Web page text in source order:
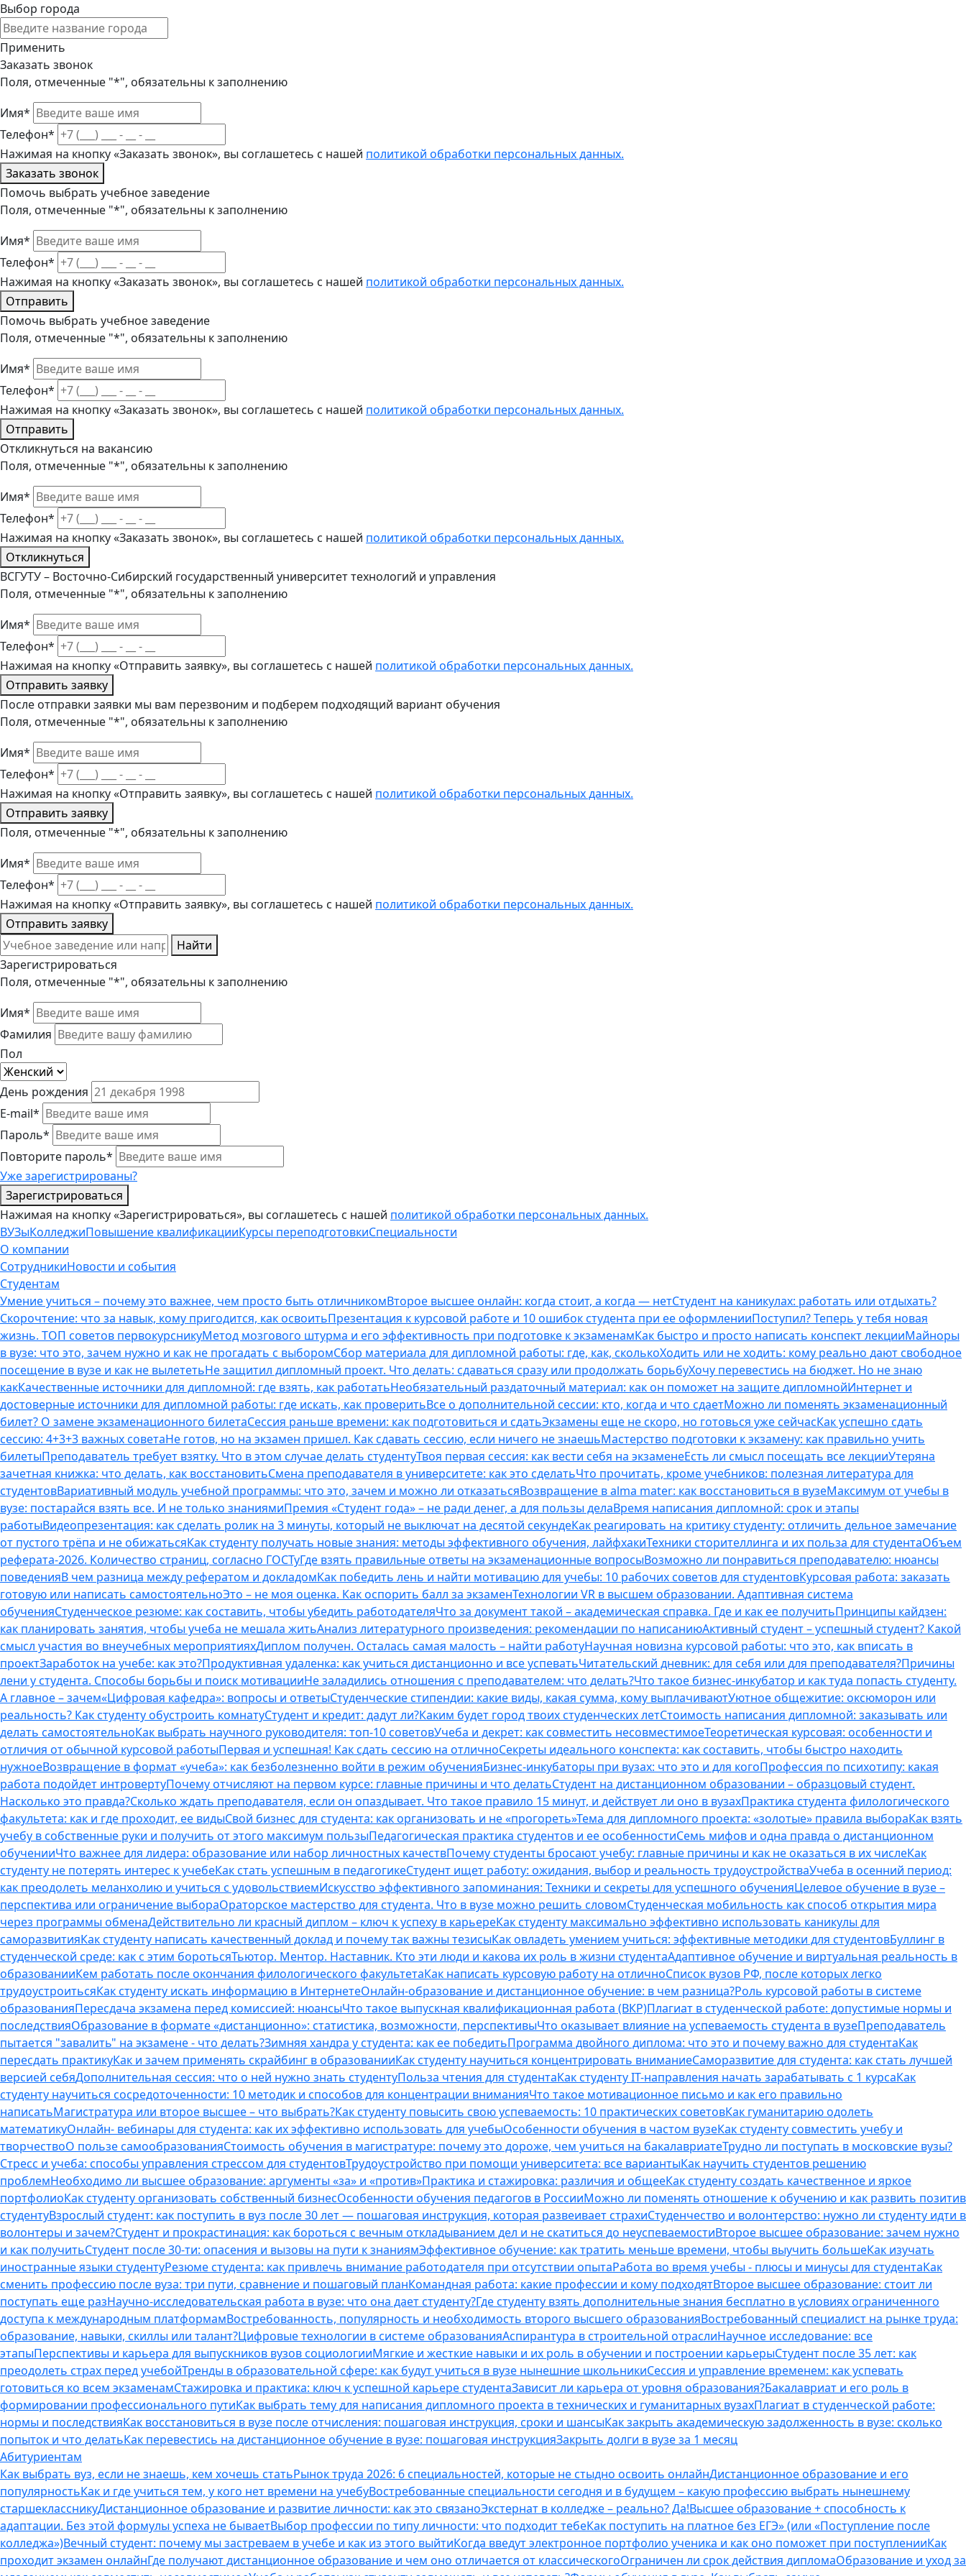
Выбор города
Применить
Заказать звонок
Поля, отмеченные "*", обязательны к заполнению
Имя*
Телефон*
Нажимая на кнопку «Заказать звонок», вы соглашетесь с нашей политикой обработки персональных данных.
Заказать звонок
Помочь выбрать учебное заведение
Поля, отмеченные "*", обязательны к заполнению
Имя*
Телефон*
Нажимая на кнопку «Заказать звонок», вы соглашетесь с нашей политикой обработки персональных данных.
Отправить
Помочь выбрать учебное заведение
Поля, отмеченные "*", обязательны к заполнению
Имя*
Телефон*
Нажимая на кнопку «Заказать звонок», вы соглашетесь с нашей политикой обработки персональных данных.
Отправить
Откликнуться на вакансию
Поля, отмеченные "*", обязательны к заполнению
Имя*
Телефон*
Нажимая на кнопку «Заказать звонок», вы соглашетесь с нашей политикой обработки персональных данных.
Откликнуться
ВСГУТУ – Восточно-Сибирский государственный университет технологий и управления
Поля, отмеченные "*", обязательны к заполнению
Имя*
Телефон*
Нажимая на кнопку «Отправить заявку», вы соглашетесь с нашей политикой обработки персональных данных.
Отправить заявку
После отправки заявки мы вам перезвоним и подберем подходящий вариант обучения
Поля, отмеченные "*", обязательны к заполнению
Имя*
Телефон*
Нажимая на кнопку «Отправить заявку», вы соглашетесь с нашей политикой обработки персональных данных.
Отправить заявку
Поля, отмеченные "*", обязательны к заполнению
Имя*
Телефон*
Нажимая на кнопку «Отправить заявку», вы соглашетесь с нашей политикой обработки персональных данных.
Отправить заявку
Найти
Зарегистрироваться
Поля, отмеченные "*", обязательны к заполнению
Имя*
Фамилия
Пол
День рождения
E-mail*
Пароль*
Повторите пароль*
Уже зарегистрированы?
Зарегистрироваться
Нажимая на кнопку «Зарегистрироваться», вы соглашетесь с нашей политикой обработки персональных данных.
ВУЗыКолледжиПовышение квалификацииКурсы переподготовкиСпециальности
О компании
СотрудникиНовости и события
Студентам
Умение учиться – почему это важнее, чем просто быть отличникомВторое высшее онлайн: когда стоит, а когда — нетСтудент на каникулах: работать или отдыхать?
Скорочтение: что за навык, кому пригодится, как освоитьПрезентация к курсовой работе и 10 ошибок студента при ее оформленииПоступил? Теперь у тебя новая
жизнь. ТОП советов первокурсникуМетод мозгового штурма и его эффективность при подготовке к экзаменамКак быстро и просто написать конспект лекцииМайноры
в вузе: что это, зачем нужно и как не прогадать с выборомСбор материала для дипломной работы: где, как, сколькоХодить или не ходить: кому реально дают свободное
посещение в вузе и как не вылететьНе защитил дипломный проект. Что делать: сдаваться сразу или продолжать борьбуХочу перевестись на бюджет. Но не знаю
какКачественные источники для дипломной: где взять, как работатьНеобязательный раздаточный материал: как он поможет на защите дипломнойИнтернет и
достоверные источники для дипломной работы: где искать, как проверитьВсе о дополнительной сессии: кто, когда и что сдаетМожно ли поменять экзаменационный
билет? О замене экзаменационного билетаСессия раньше времени: как подготовиться и сдатьЭкзамены еще не скоро, но готовься уже сейчасКак успешно сдать
сессию: 4+3+3 важных советаНе готов, но на экзамен пришел. Как сдавать сессию, если ничего не знаешьМастерство подготовки к экзамену: как правильно учить
билетыПреподаватель требует взятку. Что в этом случае делать студентуТвоя первая сессия: как вести себя на экзаменеЕсть ли смысл посещать все лекцииУтеряна
зачетная книжка: что делать, как восстановитьСмена преподавателя в университете: как это сделатьЧто прочитать, кроме учебников: полезная литература для
студентовВариативный модуль учебной программы: что это, зачем и можно ли отказатьсяВозвращение в alma mater: как восстановиться в вузеМаксимум от учебы в
вузе: постарайся взять все. И не только знаниямиПремия «Студент года» – не ради денег, а для пользы делаВремя написания дипломной: срок и этапы
работыВидеопрезентация: как сделать ролик на 3 минуты, который не выключат на десятой секундеКак реагировать на критику студенту: отличить дельное замечание
от пустого трёпа и не обижатьсяКак студенту получать новые знания: методы эффективного обучения, лайфхакиТехники сторителлинга и их польза для студентаОбъем
реферата-2026. Количество страниц, согласно ГОСТуГде взять правильные ответы на экзаменационные вопросыВозможно ли понравиться преподавателю: нюансы
поведенияВ чем разница между рефератом и докладомКак победить лень и найти мотивацию для учебы: 10 рабочих советов для студентовКурсовая работа: заказать
готовую или написать самостоятельноЭто – не моя оценка. Как оспорить балл за экзаменТехнологии VR в высшем образовании. Адаптивная система
обученияСтуденческое резюме: как составить, чтобы убедить работодателяЧто за документ такой – академическая справка. Где и как ее получитьПринципы кайдзен:
как планировать занятия, чтобы учеба не мешала житьАнализ литературного произведения: рекомендации по написаниюАктивный студент – успешный студент? Какой
смысл участия во внеучебных мероприятияхДиплом получен. Осталась самая малость – найти работуНаучная новизна курсовой работы: что это, как вписать в
проектЗаработок на учебе: как это?Продуктивная удаленка: как учиться дистанционно и все успеватьЧитательский дневник: для себя или для преподавателя?Причины
лени у студента. Способы борьбы и поиск мотивацииНе заладились отношения с преподавателем: что делать?Что такое бизнес-инкубатор и как туда попасть студенту.
А главное – зачем«Цифровая кафедра»: вопросы и ответыСтуденческие стипендии: какие виды, какая сумма, кому выплачиваютУютное общежитие: оксюморон или
реальность? Как студенту обустроить комнатуСтудент и кредит: дадут ли?Каким будет город твоих студенческих летСтоимость написания дипломной: заказывать или
делать самостоятельноКак выбрать научного руководителя: топ-10 советовУчеба и декрет: как совместить несовместимоеТеоретическая курсовая: особенности и
отличия от обычной курсовой работыПервая и успешная! Как сдать сессию на отличноСекреты идеального конспекта: как составить, чтобы быстро находить
нужноеВозвращение в формат «учеба»: как безболезненно войти в режим обученияБизнес-инкубаторы при вузах: что это и для когоПрофессия по психотипу: какая
работа подойдет интровертуПочему отчисляют на первом курсе: главные причины и что делатьСтудент на дистанционном образовании – образцовый студент.
Насколько это правда?Сколько ждать преподавателя, если он опаздывает. Что такое правило 15 минут, и действует ли оно в вузахПрактика студента филологического
факультета: как и где проходит, ее видыСвой бизнес для студента: как организовать и не «прогореть»Тема для дипломного проекта: «золотые» правила выбораКак взять
учебу в собственные руки и получить от этого максимум пользыПедагогическая практика студентов и ее особенностиСемь мифов и одна правда о дистанционном
обученииЧто важнее для лидера: образование или набор личностных качествПочему студенты бросают учебу: главные причины и как не оказаться в их числеКак
студенту не потерять интерес к учебеКак стать успешным в педагогикеСтудент ищет работу: ожидания, выбор и реальность трудоустройстваУчеба в осенний период:
как преодолеть меланхолию и учиться с удовольствиемИскусство эффективного запоминания: Техники и секреты для успешного обученияЦелевое обучение в вузе –
перспектива или ограничение выбораОраторское мастерство для студента. Что в вузе можно решить словомСтуденческая мобильность как способ открытия мира
через программы обменаДействительно ли красный диплом – ключ к успеху в карьереКак студенту максимально эффективно использовать каникулы для
саморазвитияКак студенту написать качественный доклад и почему так важны тезисыКак овладеть умением учиться: эффективные методики для студентовБуллинг в
студенческой среде: как с этим боротьсяТьютор. Ментор. Наставник. Кто эти люди и какова их роль в жизни студентаАдаптивное обучение и виртуальная реальность в
образованииКем работать после окончания филологического факультетаКак написать курсовую работу на отличноСписок вузов РФ, после которых легко
трудоустроитьсяКак студенту искать информацию в ИнтернетеОнлайн-образование и дистанционное обучение: в чем разница?Роль курсовой работы в системе
образованияПересдача экзамена перед комиссией: нюансыЧто такое выпускная квалификационная работа (ВКР)Плагиат в студенческой работе: допустимые нормы и
последствияОбразование в формате «дистанционно»: статистика, возможности, перспективыЧто оказывает влияние на успеваемость студента в вузеПреподаватель
пытается "завалить" на экзамене - что делать?Зимняя хандра у студента: как ее победитьПрограмма двойного диплома: что это и почему важно для студентаКак
пересдать практикуКак и зачем применять скрайбинг в образованииКак студенту научиться концентрировать вниманиеСаморазвитие для студента: как стать лучшей
версией себяДополнительная сессия: что о ней нужно знать студентуПольза чтения для студентаКак студенту IT-направления начать зарабатывать с 1 курсаКак
студенту научиться сосредоточенности: 10 методик и способов для концентрации вниманияЧто такое мотивационное письмо и как его правильно
написатьМагистратура или второе высшее – что выбрать?Как студенту повысить свою успеваемость: 10 практических советовКак гуманитарию одолеть
математикуОнлайн- вебинары для студента: как их эффективно использовать для учебыОсобенности обучения в частом вузеКак студенту совместить учебу и
творчествоО пользе самообразованияСтоимость обучения в магистратуре: почему это дороже, чем учиться на бакалавриатеТрудно ли поступать в московские вузы?
Стресс и учеба: способы управления стрессом для студентовТрудоустройство при помощи университета: все вариантыКак научить студентов решению
проблемНеобходимо ли высшее образование: аргументы «за» и «против»Практика и стажировка: различия и общееКак студенту создать качественное и яркое
портфолиоКак студенту организовать собственный бизнесОсобенности обучения педагогов в РоссииМожно ли поменять отношение к обучению и как развить позитив
студентуВзрослый студент: как поступить в вуз после 30 лет — пошаговая инструкция, которая развеивает страхиСтуденчество и волонтерство: нужно ли cтуденту идти в
волонтеры и зачем?Студент и прокрастинация: как бороться с вечным откладыванием дел и не скатиться до неуспеваемостиВторое высшее образование: зачем нужно
и как получитьСтудент после 30-ти: опасения и вызовы на пути к знаниямЭффективное обучение: как тратить меньше времени, чтобы выучить большеКак изучать
иностранные языки студентуРезюме студента: как привлечь внимание работодателя при отсутствии опытаРабота во время учебы - плюсы и минусы для студентаКак
сменить профессию после вуза: три пути, сравнение и пошаговый планКомандная работа: какие профессии и кому подходятВторое высшее образование: стоит ли
поступать еще разНаучно-исследовательская работа в вузе: что она дает студенту?Где студенту взять дополнительные знания бесплатно в условиях ограниченного
доступа к международным платформамВостребованность, популярность и необходимость второго высшего образованияВостребованный специалист на рынке труда:
образование, навыки, скиллы или талант?Цифровые технологии в системе образованияАспирантура в строительной отраслиНаучное исследование: все
этапыПерспективы и карьера для выпускников вузов социологииМягкие и жесткие навыки и их роль в обучении и построении карьерыСтудент после 35 лет: как
преодолеть страх перед учебойТренды в образовательной сфере: как будут учиться в вузе нынешние школьникиСессия и управление временем: как успевать
готовиться ко всем экзаменамСтажировка и практика: ключ к успешной карьере студентаЗависит ли карьера от уровня образования?Бакалавриат и его роль в
формировании профессионального путиКак выбрать тему для написания дипломного проекта в технических и гуманитарных вузахПлагиат в студенческой работе:
нормы и последствияКак восстановиться в вузе после отчисления: пошаговая инструкция, сроки и шансыКак закрыть академическую задолженность в вузе: сколько
попыток и что делатьКак перевестись на дистанционное обучение в вузе: пошаговая инструкцияЗакрыть долги в вузе за 1 месяц
Абитуриентам
Как выбрать вуз, если не знаешь, кем хочешь статьРынок труда 2026: 6 специальностей, которые не стыдно освоить онлайнДистанционное образование и его
популярностьКак и где учиться тем, у кого нет времени на учебуВостребованные специальности сегодня и в будущем – какую профессию выбрать нынешнему
старшеклассникуДистанционное образование и развитие личности: как это связаноЭкстернат в колледже – реально? Да!Высшее образование + способность к
адаптации. Без этой формулы успеха не бываетВыбор профессии по типу личности: что подходит тебеКак поступить на платное без ЕГЭ» (или «Поступление после
колледжа»)Вечный студент: почему мы застреваем в учебе и как из этого выйтиКогда введут электронное портфолио ученика и как оно поможет при поступленииКак
проходит экзамен онлайнГде получают дистанционное образование и чем оно отличается от классическогоОграничен ли срок действия дипломаОбразование и уход за